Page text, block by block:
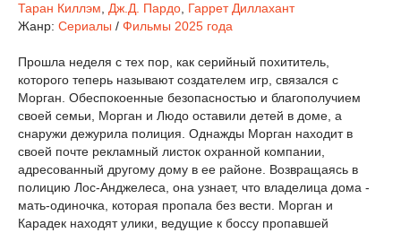
Таран Киллэм
Дж.Д. Пардо Гаррет Диллахант
Жанр: Сериалы / Фильмы 2025 года
Прошла неделя с тех пор, как серийный похититель,
которого теперь называют создателем игр, связался с
Морган. Обеспокоенные безопасностью и благополучием
своей семьи, Морган и Людо оставили детей в доме, а
снаружи дежурила полиция. Однажды Морган находит в
своей почте рекламный листок охранной компании,
адресованный другому дому в ее районе. Возвращаясь в
полицию Лос-Анджелеса, она узнает, что владелица дома -
мать-одиночка, которая пропала без вести. Морган и
Карадек находят улики, ведущие к боссу пропавшей